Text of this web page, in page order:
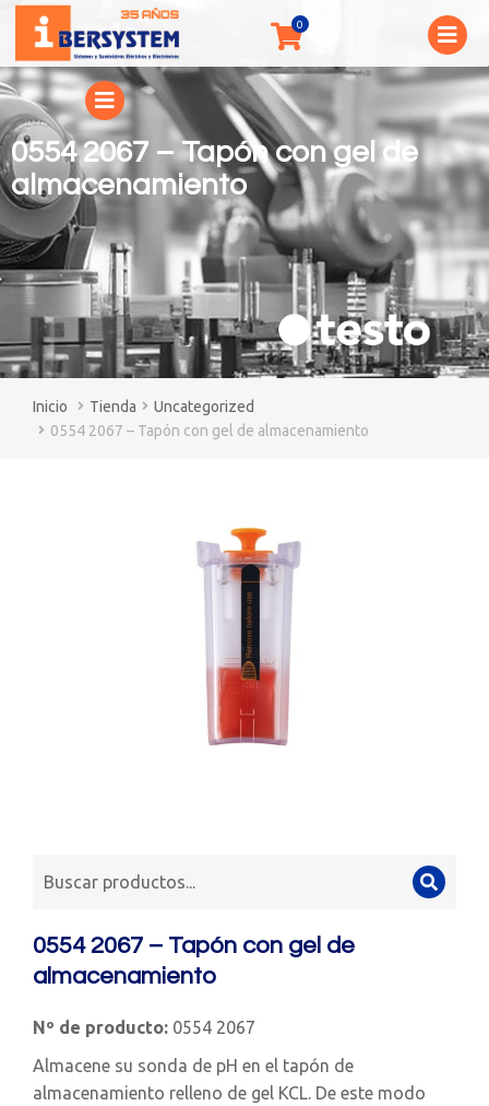
0554 2067 – Tapón con gel de
almacenamiento
You are here:
Tienda
Uncategorized
0554 2067 – Tapón con gel de almacenamiento
0554 2067 – Tapón con gel de
almacenamiento
Nº de producto: 0554 2067
Almacene su sonda de pH en el tapón de
almacenamiento relleno de gel KCL. De este modo